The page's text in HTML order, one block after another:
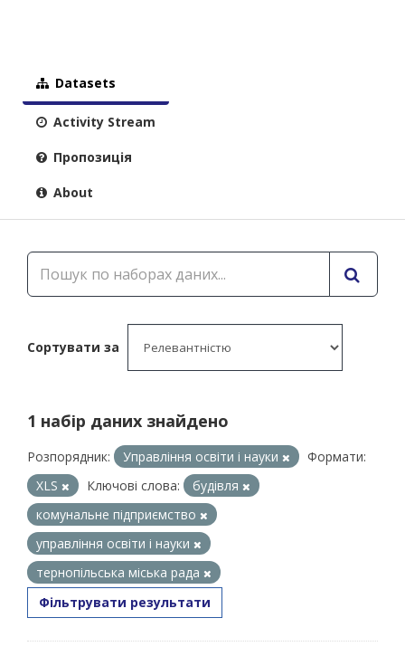
Datasets
Activity Stream
Пропозиція
About
Сортувати за
1 набір даних знайдено
Розпорядник: Управління освіти і науки
Формати:
XLS
Ключові слова:
будівля
комунальне підприємство
управління освіти і науки
тернопільська міська рада
Фільтрувати результати